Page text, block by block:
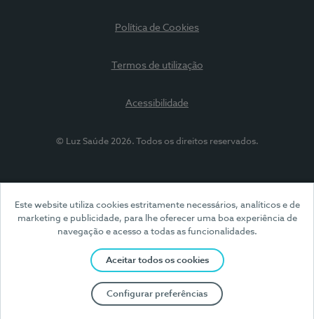
Este website utiliza cookies estritamente necessários, analíticos e de
marketing e publicidade, para lhe oferecer uma boa experiência de
navegação e acesso a todas as funcionalidades.
Aceitar todos os cookies
Configurar preferências
Política de Cookies
Termos de utilização
Acessibilidade
© Luz Saúde 2026. Todos os direitos reservados.